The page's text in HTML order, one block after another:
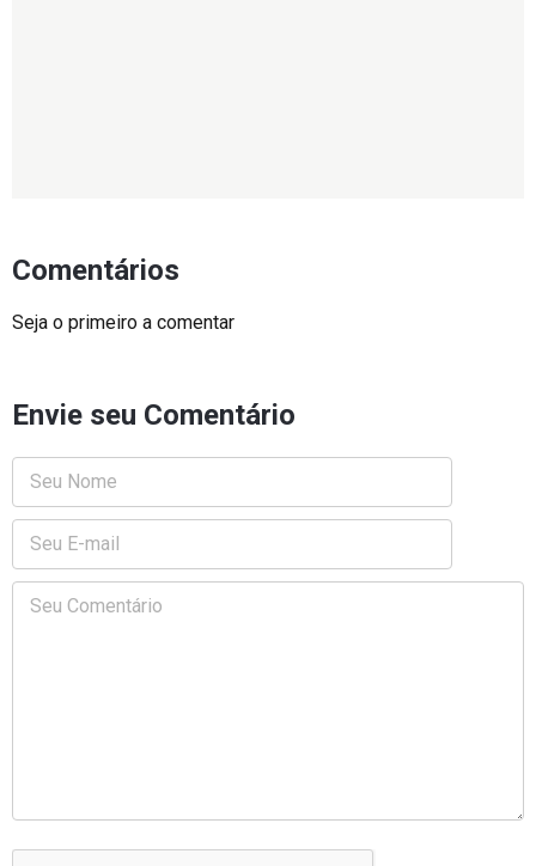
Comentários
Seja o primeiro a comentar
Envie seu Comentário